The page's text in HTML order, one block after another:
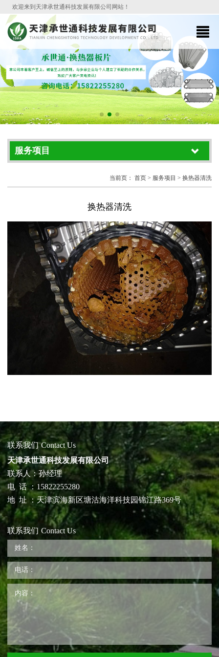
欢迎来到天津承世通科技发展有限公司网站！
服务项目
当前页： 首页 > 服务项目 > 换热器清洗
换热器清洗
联系我们 Contact Us
天津承世通科技发展有限公司
联系人：孙经理
电 话 ：15822255280
地 址 ：天津滨海新区塘沽海洋科技园锦江路369号
联系我们 Contact Us